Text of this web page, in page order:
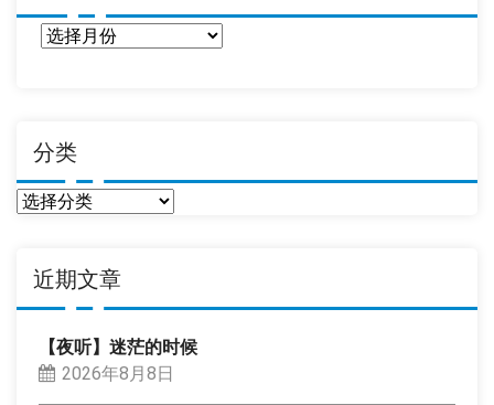
分类
分
近期文章
【夜听】迷茫的时候
2026年8月8日